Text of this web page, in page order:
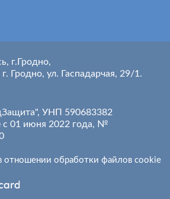
г.Гродно,
Гродно, ул. Гаспадарчая, 29/1.
УНП 590683382
с 01 июня 2022 года, №
отношении обработки файлов cookie